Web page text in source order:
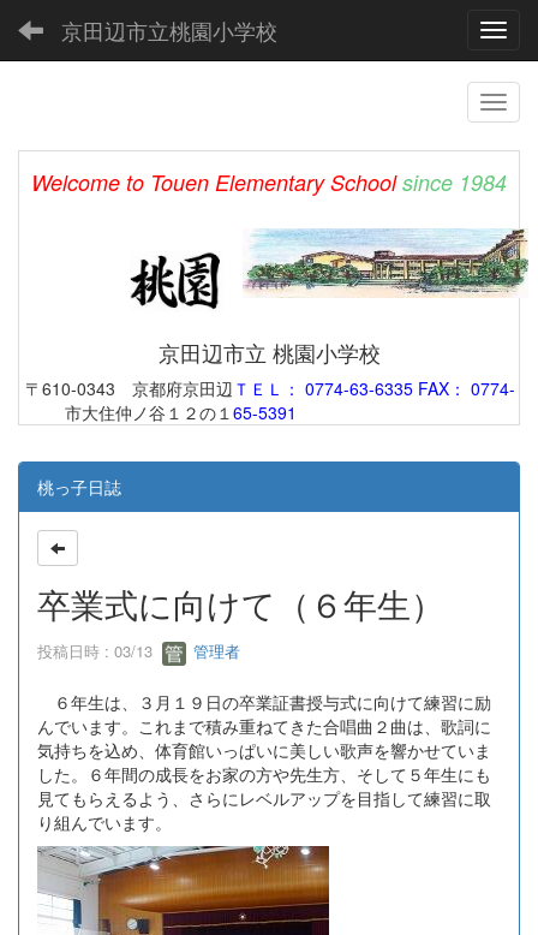
京田辺市立桃園小学校
Welcome to Touen Elementary School since 1984
京田辺市立 桃園小学校
〒610-0343 京都府京田辺
市大住仲ノ谷１２の１
ＴＥＬ： 0774-63-6335 FAX： 0774-
65-5391
桃っ子日誌
卒業式に向けて（６年生）
投稿日時 : 03/13 管理者
６年生は、３月１９日の卒業証書授与式に向けて練習に励
んでいます。これまで積み重ねてきた合唱曲２曲は、歌詞に
気持ちを込め、体育館いっぱいに美しい歌声を響かせていま
した。６年間の成長をお家の方や先生方、そして５年生にも
見てもらえるよう、さらにレベルアップを目指して練習に取
り組んでいます。